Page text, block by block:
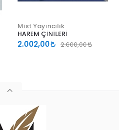
Mist Yayıncılık
HAREM ÇİNİLERİ
2.002,00 2.600,00